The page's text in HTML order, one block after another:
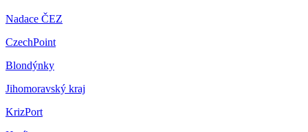
Nadace ČEZ
CzechPoint
Blondýnky
Jihomoravský kraj
KrizPort